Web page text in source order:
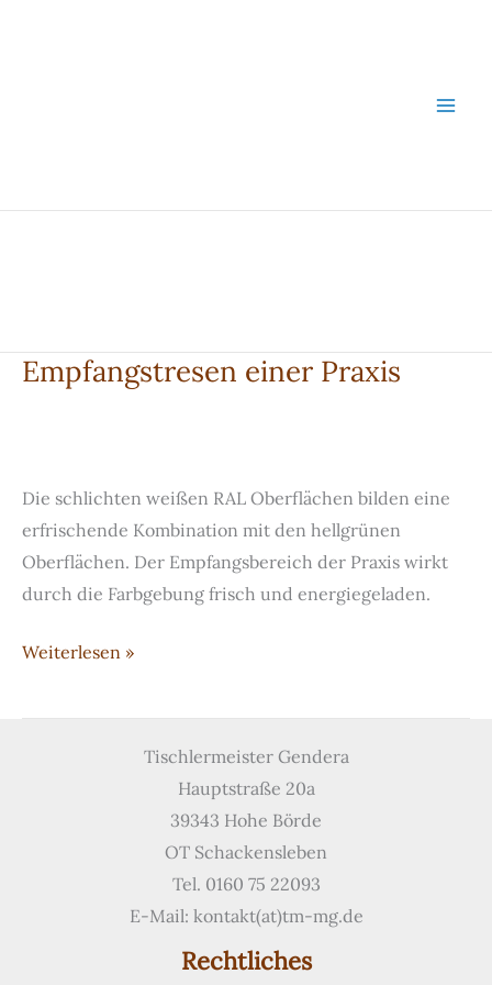
Empfangstresen einer Praxis
Die schlichten weißen RAL Oberflächen bilden eine
erfrischende Kombination mit den hellgrünen
Oberflächen. Der Empfangsbereich der Praxis wirkt
durch die Farbgebung frisch und energiegeladen.
Empfangstresen
Praxis
Weiterlesen »
Tischlermeister Gendera
Hauptstraße 20a
39343 Hohe Börde
OT Schackensleben
Tel. 0160 75 22093
E-Mail: kontakt(at)tm-mg.de
Rechtliches